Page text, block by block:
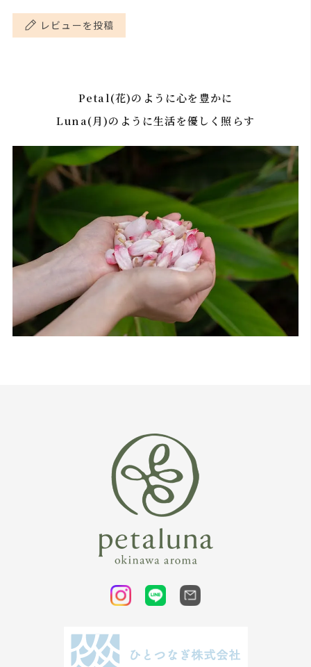
レビューを投稿
Petal(花)のように心を豊かに
Luna(月)のように生活を優しく照らす